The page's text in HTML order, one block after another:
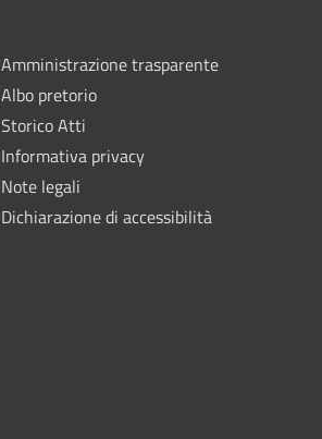
Amministrazione trasparente
Albo pretorio
Storico Atti
Informativa privacy
Note legali
Dichiarazione di accessibilità